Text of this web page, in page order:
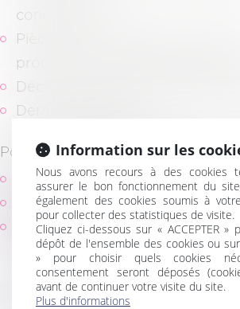
conclusions…)
Pièces communiquées dans le
procédure et aux pièces
Décisions de justice (jugement,
Dernières factures.
Pour les dossiers juridiques,
Kbis, derniers statuts,
Dossiers d’archives,
Dernières factures.
Information sur les
Nous avons recours à des cookies
assurer le bon fonctionnement du
également des cookies soumis à
pour collecter des statistiques de visite.
Cliquez ci-dessous sur « ACCEPTER »
dépôt de l'ensemble des cookies ou sur
» pour choisir quels cookies
consentement seront déposés
avant de continuer votre visite du site.
Plus d'informations